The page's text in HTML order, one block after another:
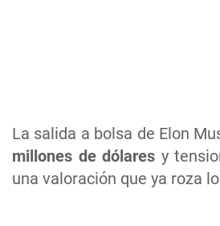
La salida a bolsa de Elon
millones de dólares y
una valoración que ya roza